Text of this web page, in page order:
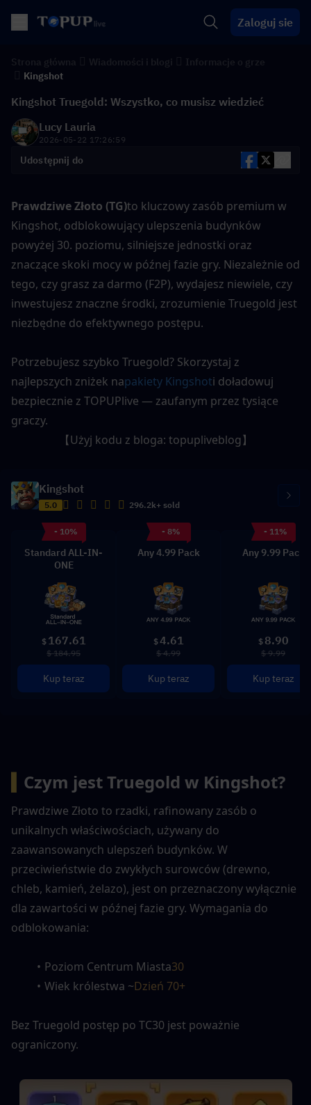
Zaloguj sie
Kingshot
Kingshot Truegold: Wszystko, co musisz wiedzieć
Lucy Lauria
2026-05-22 17:26:59
Udostępnij do
Prawdziwe Złoto (TG)to kluczowy zasób premium w
Kingshot, odblokowujący ulepszenia budynków
powyżej 30. poziomu, silniejsze jednostki oraz
znaczące skoki mocy w późnej fazie gry. Niezależnie od
tego, czy grasz za darmo (F2P), wydajesz niewiele, czy
inwestujesz znaczne środki, zrozumienie Truegold jest
niezbędne do efektywnego postępu.
Potrzebujesz szybko Truegold? Skorzystaj z
najlepszych zniżek napakiety Kingshoti doładowuj
bezpiecznie z TOPUPlive — zaufanym przez tysiące
graczy.
【Użyj kodu z bloga: topupliveblog】
Kingshot
5.0 296.2k+ sold
- 10%
Standard ALL-IN-
ONE
$ 167.61
$ 184.95
Kup teraz
- 8%
Any 4.99 Pack
$4.61
$ 4.99
Kup teraz
- 11%
Any 9.99 Pack
$ 8.90
$ 9.99
Kup teraz
Czym jest Truegold w Kingshot?
Prawdziwe Złoto to rzadki, rafinowany zasób o
unikalnych właściwościach, używany do
zaawansowanych ulepszeń budynków. W
przeciwieństwie do zwykłych surowców (drewno,
chleb, kamień, żelazo), jest on przeznaczony wyłącznie
dla zawartości w późnej fazie gry. Wymagania do
odblokowania:
Poziom Centrum Miasta30
Wiek królestwa ~Dzień 70+
Bez Truegold postęp po TC30 jest poważnie
ograniczony.